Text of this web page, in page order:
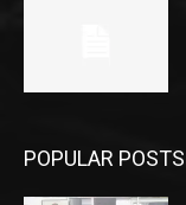
POPULAR POSTS